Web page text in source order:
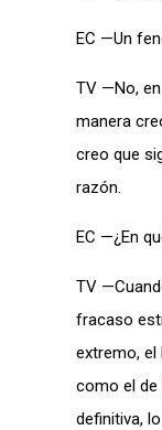
EC —Un
TV —No,
manera
creo que
razón.
EC —¿En
TV
fracaso
extremo, el
como el de
definitiva,